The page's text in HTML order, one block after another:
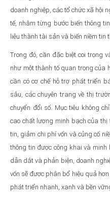
doanh nghiệp, các tổ chức xã hội
tế, nhằm từng bước biến thông
liệu thành tài sản và biến niềm tin
Trong đó, cần đặc biệt coi trọng
như một thành tố quan trọng của
cần có cơ chế hỗ trợ phát triển
sâu, các chuyên trang về thị
chuyển đổi số. Mục tiêu không
cao chất lượng minh bạch của
tin, giảm chi phí vốn và củng cố
thông tin được công khai và
dẫn dắt và phản biện, doanh
vốn sẽ được phân bổ hiệu quả
phát triển nhanh, xanh và bền